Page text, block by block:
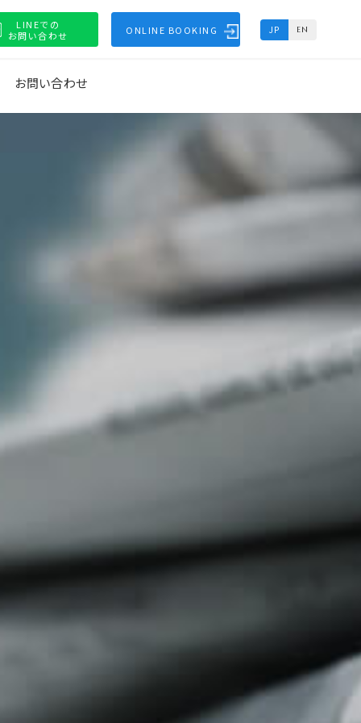
LINEでの
お問い合わせ
ONLINE BOOKING JP EN
お問い合わせ